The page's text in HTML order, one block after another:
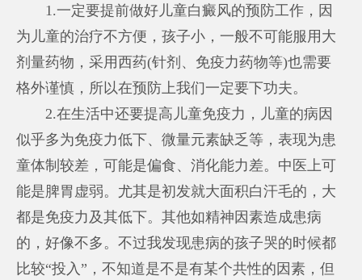
1.一定要提前做好儿童白癜风的预防工作，因
为儿童的治疗不方便，孩子小，一般不可能服用大
剂量药物，采用西药(针剂、免疫力药物等)也需要
格外谨慎，所以在预防上我们一定要下功夫。
2.在生活中还要提高儿童免疫力，儿童的病因
似乎多为免疫力低下、微量元素缺乏等，表现为患
童体制较差，可能是偏食、消化能力差。中医上可
能是脾胃虚弱。尤其是初发就大面积白汗毛的，大
都是免疫力及其低下。其他如精神因素造成患病
的，好像不多。不过我发现患病的孩子哭的时候都
比较“投入”，不知道是不是有某个共性的因素，但